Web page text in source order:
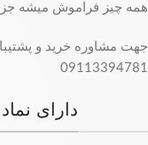
همه چیز فراموش میشه
جهت مشاوره خرید و
09113394781
دارای